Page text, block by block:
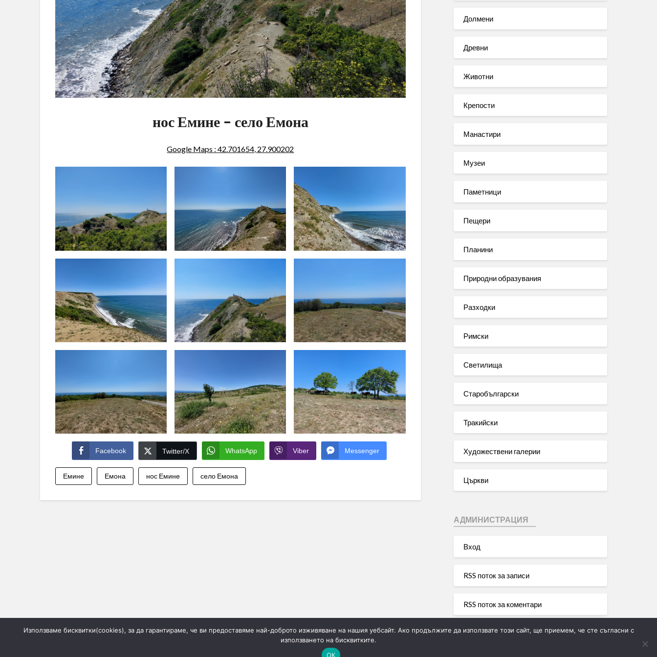
нос Емине – село Емона
Google Maps : 42.701654, 27.900202
Facebook Twitter/X WhatsApp Viber Messenger
Емине Емона нос Емине село Емона
Долмени
Древни
Животни
Крепости
Манастири
Музеи
Паметници
Пещери
Планини
Природни образувания
Разходки
Римски
Светилища
Старобългарски
Тракийски
Художествени галерии
Църкви
АДМИНИСТРАЦИЯ
Вход
RSS поток за записи
RSS поток за коментари
WordPress България
Използваме бисквитки(cookies), за да гарантираме, че ви предоставяме най-доброто изживяване на нашия уебсайт. Ако продължите да използвате този сайт, ще приемем, че сте съгласни с
използването на бисквитките.
ОК